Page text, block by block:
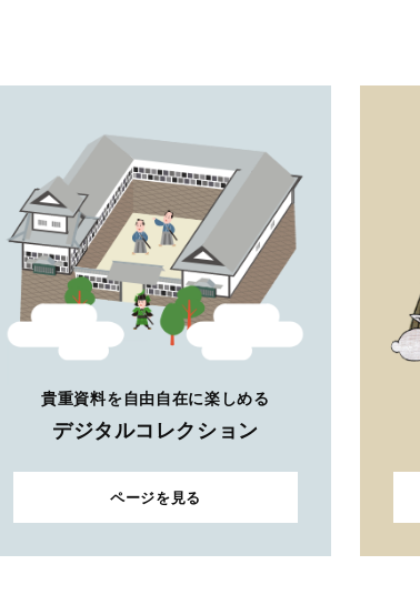
貴重資料を自由自在に楽しめる
デジタルコレクション
ページを見る